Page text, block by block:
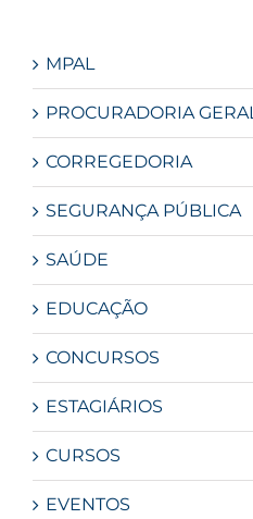
MPAL
PROCURADORIA GERAL
CORREGEDORIA
SEGURANÇA PÚBLICA
SAÚDE
EDUCAÇÃO
CONCURSOS
ESTAGIÁRIOS
CURSOS
EVENTOS